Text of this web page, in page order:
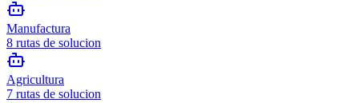
Manufactura
8 rutas de solucion
Agricultura
7 rutas de solucion